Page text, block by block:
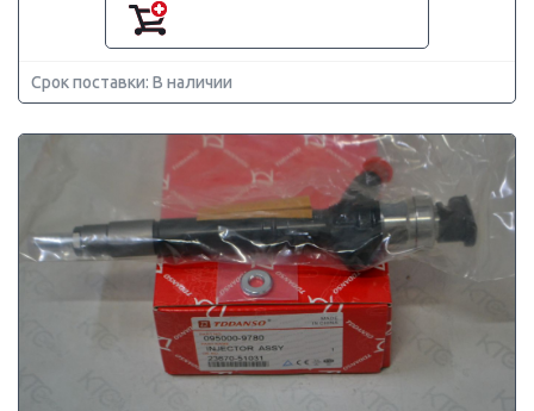
Срок поставки: В наличии